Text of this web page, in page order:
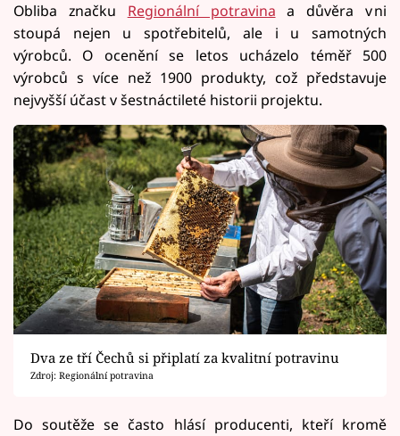
Obliba značku Regionální potravina a důvěra v ni
stoupá nejen u spotřebitelů, ale i u samotných
výrobců. O ocenění se letos ucházelo téměř 500
výrobců s více než 1900 produkty, což představuje
nejvyšší účast v šestnáctileté historii projektu.
Dva ze tří Čechů si připlatí za kvalitní potravinu
Zdroj: Regionální potravina
Do soutěže se často hlásí producenti, kteří kromě